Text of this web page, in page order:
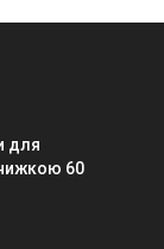
для
60